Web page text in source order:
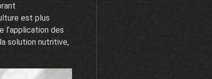
est plus
l’application des
solution nutritive,